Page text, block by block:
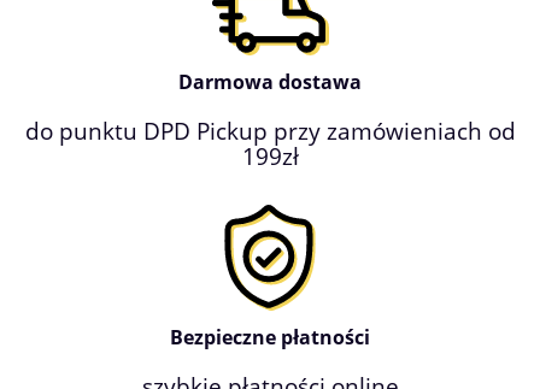
Darmowa dostawa
do punktu DPD Pickup przy zamówieniach od
199zł
Bezpieczne płatności